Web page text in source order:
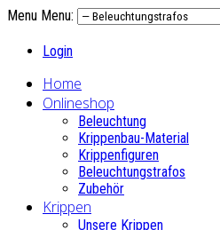
Menu Menu:
Login
Home
Onlineshop
Beleuchtung
Krippenbau-Material
Krippenfiguren
Beleuchtungstrafos
Zubehör
Krippen
Unsere Krippen